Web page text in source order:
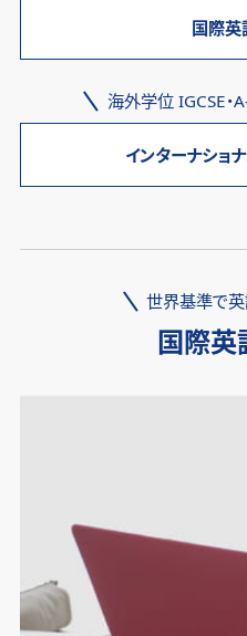
国際英
海外学位 IGCSE
インターナショ
世界基準で英
国際英